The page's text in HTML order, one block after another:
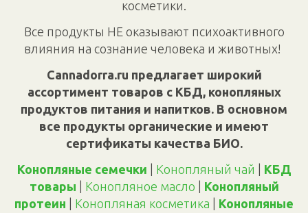
косметики.
Все продукты НЕ оказывают психоактивного
влияния на сознание человека и животных!
Cannadorra.ru предлагает широкий
ассортимент товаров с КБД, конопляных
продуктов питания и напитков. В основном
все продукты органические и имеют
сертификаты качества БИО.
Конопляные семечки
Конопляный чай
КБД
товары
Конопляное масло
Конопляный
протеин
Конопляная косметика
Конопляные